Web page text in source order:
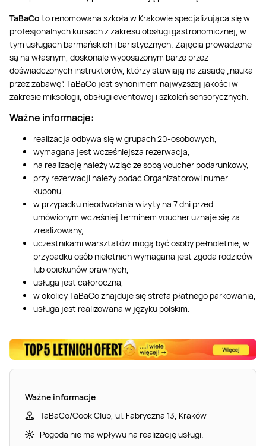
TaBaCo to renomowana szkoła w Krakowie specjalizująca się w
profesjonalnych kursach z zakresu obsługi gastronomicznej, w
tym usługach barmańskich i baristycznych. Zajęcia prowadzone
są na własnym, doskonale wyposażonym barze przez
doświadczonych instruktorów, którzy stawiają na zasadę „nauka
przez zabawę”. TaBaCo jest synonimem najwyższej jakości w
zakresie miksologii, obsługi eventowej i szkoleń sensorycznych.
Ważne informacje:
realizacja odbywa się w grupach 20-osobowych,
wymagana jest wcześniejsza rezerwacja,
na realizację należy wziąć ze sobą voucher podarunkowy,
przy rezerwacji należy podać Organizatorowi numer
kuponu,
w przypadku nieodwołania wizyty na 7 dni przed
umówionym wcześniej terminem voucher uznaje się za
zrealizowany,
uczestnikami warsztatów mogą być osoby pełnoletnie, w
przypadku osób nieletnich wymagana jest zgoda rodziców
lub opiekunów prawnych,
usługa jest całoroczna,
w okolicy TaBaCo znajduje się strefa płatnego parkowania,
usługa jest realizowana w języku polskim.
Ważne informacje
TaBaCo/Cook Club, ul. Fabryczna 13, Kraków
Pogoda nie ma wpływu na realizację usługi.